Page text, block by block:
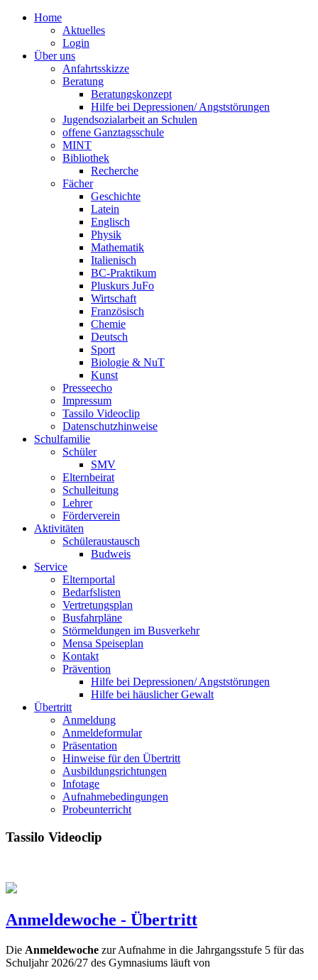
Home
Aktuelles
Login
Über uns
Anfahrtsskizze
Beratung
Beratungskonzept
Hilfe bei Depressionen/ Angststörungen
Jugendsozialarbeit an Schulen
offene Ganztagsschule
MINT
Bibliothek
Recherche
Fächer
Geschichte
Latein
Englisch
Physik
Mathematik
Italienisch
BC-Praktikum
Pluskurs JuFo
Wirtschaft
Französisch
Chemie
Deutsch
Sport
Biologie & NuT
Kunst
Presseecho
Impressum
Tassilo Videoclip
Datenschutzhinweise
Schulfamilie
Schüler
SMV
Elternbeirat
Schulleitung
Lehrer
Förderverein
Aktivitäten
Schüleraustausch
Budweis
Service
Elternportal
Bedarfslisten
Vertretungsplan
Busfahrpläne
Störmeldungen im Busverkehr
Mensa Speiseplan
Kontakt
Prävention
Hilfe bei Depressionen/ Angststörungen
Hilfe bei häuslicher Gewalt
Übertritt
Anmeldung
Anmeldeformular
Präsentation
Hinweise für den Übertritt
Ausbildungsrichtungen
Infotage
Aufnahmebedingungen
Probeunterricht
Tassilo Videoclip
Anmeldewoche - Übertritt
Die Anmeldewoche zur Aufnahme in die Jahrgangsstufe 5 für das
Schuljahr 2026/27 des Gymnasiums läuft von